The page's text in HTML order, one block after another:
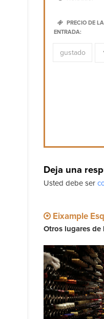
PRECIO DE LA
ENTRADA:
gustado
Deja una
Usted debe ser
Eixample
Otros lugares de